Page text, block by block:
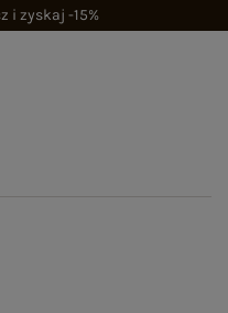
i zyskaj -15%